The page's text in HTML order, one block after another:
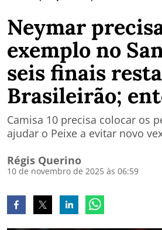
Neymar
exemplo no
seis finais
Brasileirão;
Camisa 10 precisa colocar os
ajudar o Peixe a evitar novo
Régis Querino
10 de novembro de 2025 às 06:59